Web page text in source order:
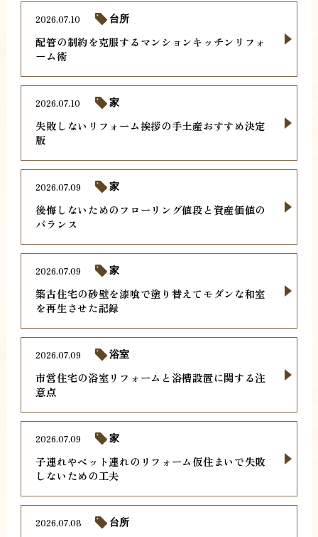
配管の制約を克服するマンションキッチンリフォ
ーム術
2026.07.10 台所
失敗しないリフォーム挨拶の手土産おすすめ決定
版
2026.07.10 家
後悔しないためのフローリング値段と資産価値の
バランス
2026.07.09 家
築古住宅の砂壁を漆喰で塗り替えてモダンな和室
を再生させた記録
2026.07.09 家
市営住宅の浴室リフォームと浴槽設置に関する注
意点
2026.07.09 浴室
子連れやペット連れのリフォーム仮住まいで失敗
しないための工夫
2026.07.09 家
2026.07.08 台所